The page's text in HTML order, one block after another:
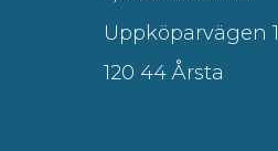
Uppköparvägen 1
120 44 Årsta